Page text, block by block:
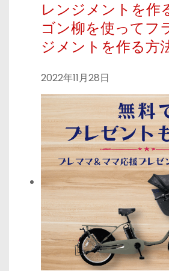
レンジメントを作
ゴン柳を使ってフ
ジメントを作る方
2022年11月28日